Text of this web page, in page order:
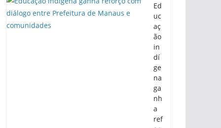
Ed
uc
aç
ão
in
dí
ge
na
ga
nh
a
ref